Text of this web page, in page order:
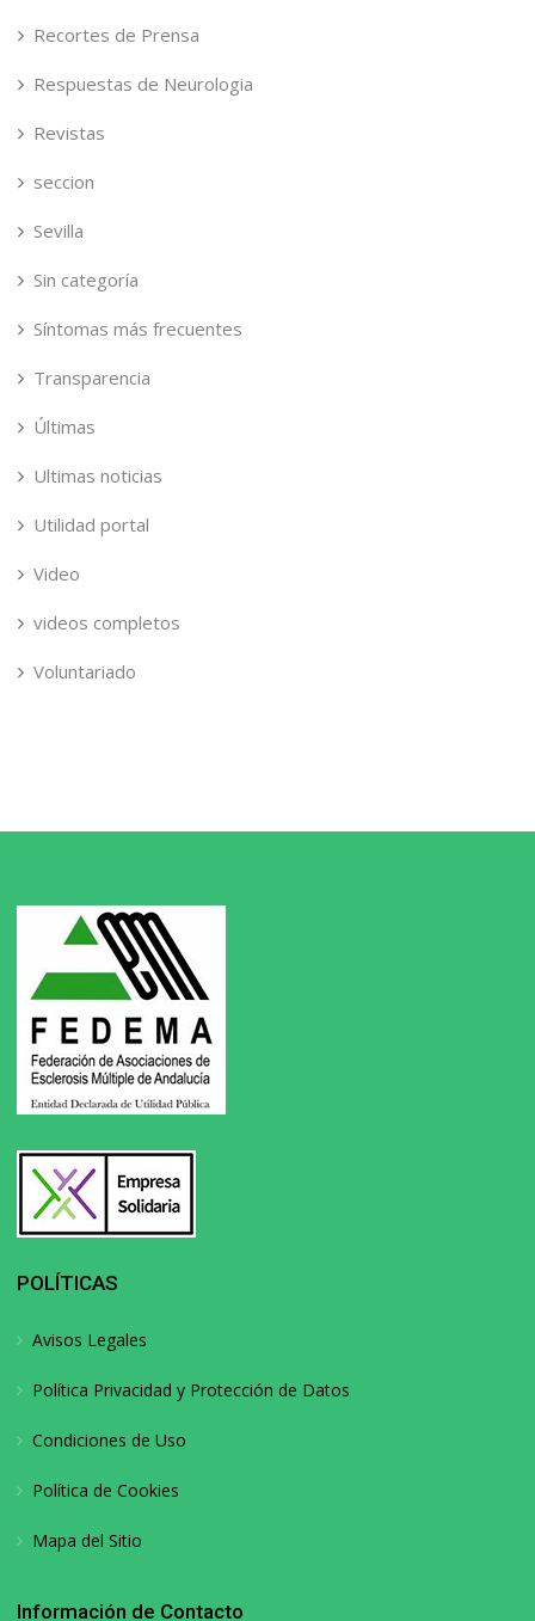
Recortes de Prensa
Respuestas de Neurologia
Revistas
seccion
Sevilla
Sin categoría
Síntomas más frecuentes
Transparencia
Últimas
Ultimas noticias
Utilidad portal
Video
videos completos
Voluntariado
POLÍTICAS
Avisos Legales
Política Privacidad y Protección de Datos
Condiciones de Uso
Política de Cookies
Mapa del Sitio
Información de Contacto